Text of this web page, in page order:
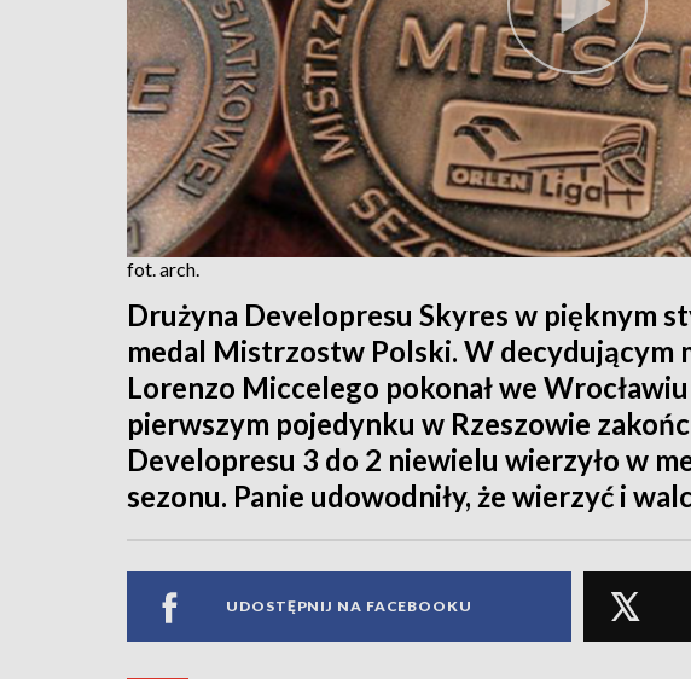
fot. arch.
Drużyna Developresu Skyres w pięknym
medal Mistrzostw Polski. W decydującym
Lorenzo Miccelego pokonał we
pierwszym pojedynku w Rzeszowie
Developresu 3 do 2 niewielu wierzyło w
sezonu. Panie udowodniły, że wierzyć i
UDOSTĘPNIJ NA FACEBOOKU